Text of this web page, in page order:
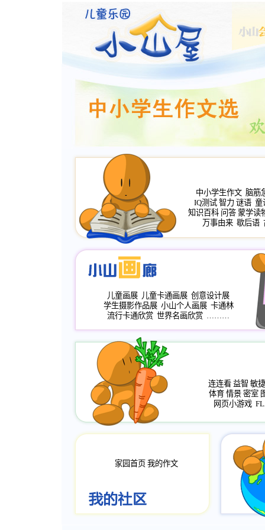
中小学生作文 脑筋
IQ测试 智力 谜语 童
知识百科 问答 蒙学读
万事由来 歇后语
儿童画展 儿童卡通画展 创意设计展
学生摄影作品展 小山个人画展 卡通林
流行卡通欣赏 世界名画欣赏 ………
连连看 益智 敏捷
体育 情景 密室
网页小游戏
家园首页 我的作文